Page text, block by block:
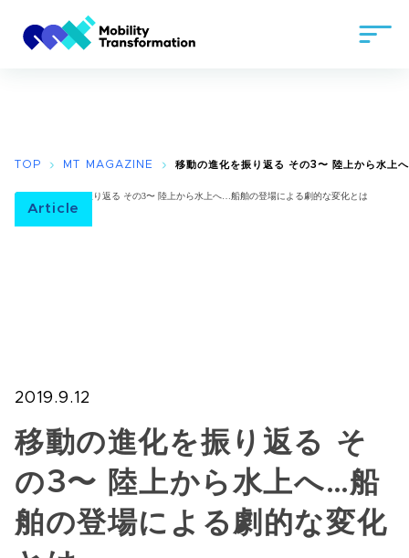
TOP MT MAGAZINE 移動の進化を振り返る その3〜 陸上から水上
Article
2019.9.12
移動の進化を振り返る そ
の3〜 陸上から水上へ…船
舶の登場による劇的な変化